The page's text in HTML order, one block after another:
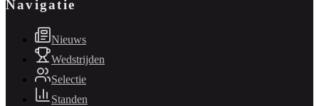
Navigatie
Nieuws
Wedstrijden
Selectie
Standen